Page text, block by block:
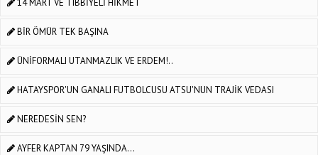
BİR ÖMÜR TEK BAŞINA
ÜNİFORMALI UTANMAZLIK VE ERDEM!..
HATAYSPOR'UN GANALI FUTBOLCUSU ATSU'NUN TRAJİK VEDASI
NEREDESİN SEN?
AYFER KAPTAN 79 YAŞINDA...